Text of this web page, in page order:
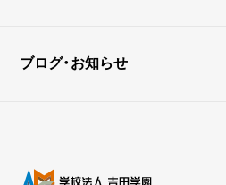
ブログ・お知らせ